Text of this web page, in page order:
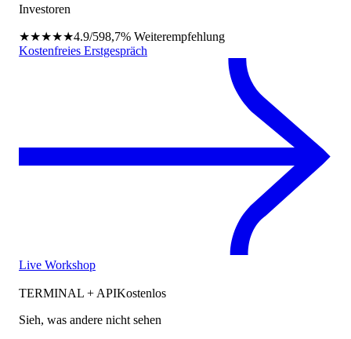
Investoren
★★★★★4.9/598,7% Weiterempfehlung
Kostenfreies Erstgespräch
Live Workshop
TERMINAL + APIKostenlos
Sieh, was andere nicht sehen